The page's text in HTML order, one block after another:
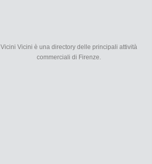
Vicini Vicini è una directory delle principali attività
commerciali di Firenze.